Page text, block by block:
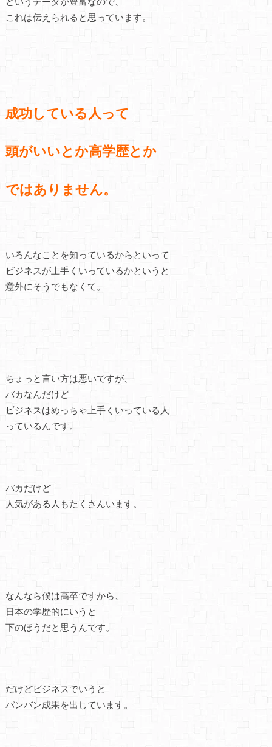
これは伝えられると思っています。
成功している人って
頭がいいとか高学歴とか
ではありません。
いろんなことを知っているからといって
ビジネスが上手くいっているかというと
意外にそうでもなくて。
ちょっと言い方は悪いですが、
バカなんだけど
ビジネスはめっちゃ上手くいっている人
っているんです。
バカだけど
人気がある人もたくさんいます。
なんなら僕は高卒ですから、
日本の学歴的にいうと
下のほうだと思うんです。
だけどビジネスでいうと
バンバン成果を出しています。